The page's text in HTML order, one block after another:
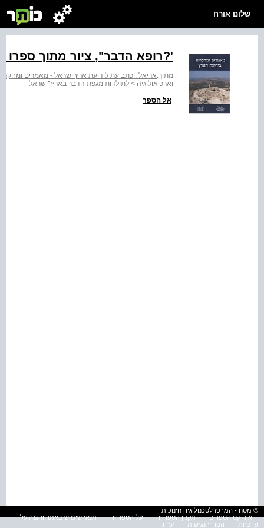
שלום אורח
‭?'‬רופא הדבר‭,"‬ ציור מתוך ספרו של הנזיר ארסה
מתוך:אריאל : כתב עת לידיעת ארץ ישראל - מאמרים
וארכיאולוגיה > לתולדות מגפת הדבר בארץ־ישראל
אל הספר
© מטח - המרכז לטכנולוגיה חינוכית
אינדקס הספרים
תקנון הספרייה על הספרייה
תנאי שימוש באתר והגנה על
פרטיות
הסדרי נגישות עזרה